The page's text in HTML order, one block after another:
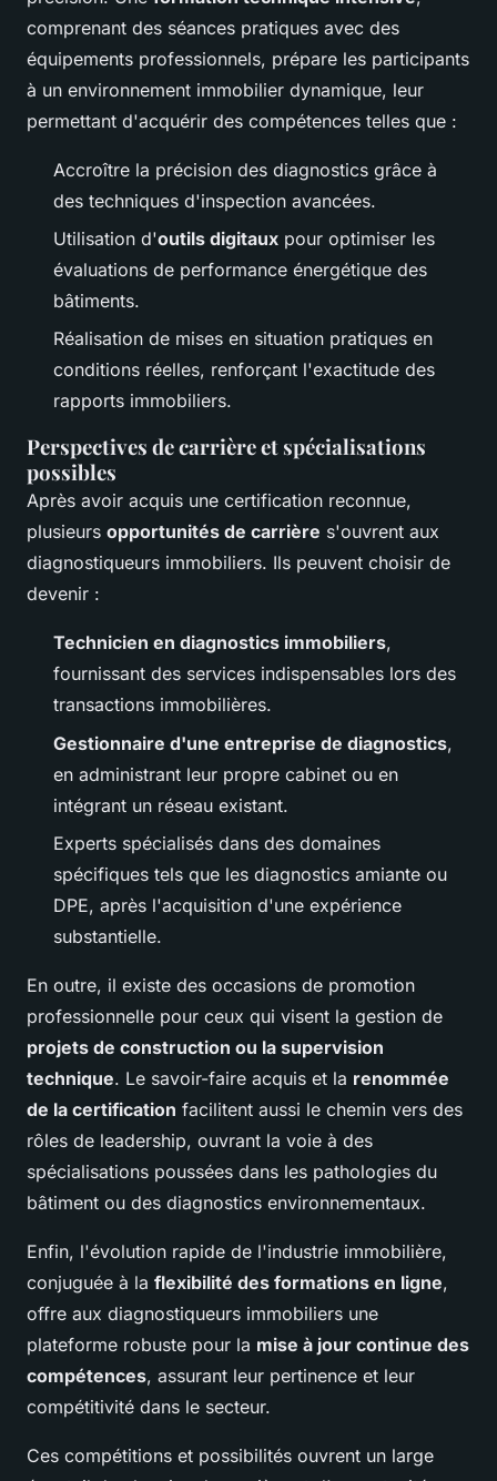
comprenant des séances pratiques avec des
équipements professionnels, prépare les participants
à un environnement immobilier dynamique, leur
permettant d'acquérir des compétences telles que :
Accroître la précision des diagnostics grâce à
des techniques d'inspection avancées.
Utilisation d'outils digitaux pour optimiser les
évaluations de performance énergétique des
bâtiments.
Réalisation de mises en situation pratiques en
conditions réelles, renforçant l'exactitude des
rapports immobiliers.
Perspectives de carrière et spécialisations
possibles
Après avoir acquis une certification reconnue,
plusieurs opportunités de carrière s'ouvrent aux
diagnostiqueurs immobiliers. Ils peuvent choisir de
devenir :
Technicien en diagnostics immobiliers,
fournissant des services indispensables lors des
transactions immobilières.
Gestionnaire d'une entreprise de diagnostics,
en administrant leur propre cabinet ou en
intégrant un réseau existant.
Experts spécialisés dans des domaines
spécifiques tels que les diagnostics amiante ou
DPE, après l'acquisition d'une expérience
substantielle.
En outre, il existe des occasions de promotion
professionnelle pour ceux qui visent la gestion de
projets de construction ou la supervision
technique. Le savoir-faire acquis et la renommée
de la certification facilitent aussi le chemin vers des
rôles de leadership, ouvrant la voie à des
spécialisations poussées dans les pathologies du
bâtiment ou des diagnostics environnementaux.
Enfin, l'évolution rapide de l'industrie immobilière,
conjuguée à la flexibilité des formations en ligne,
offre aux diagnostiqueurs immobiliers une
plateforme robuste pour la mise à jour continue des
compétences, assurant leur pertinence et leur
compétitivité dans le secteur.
Ces compétitions et possibilités ouvrent un large